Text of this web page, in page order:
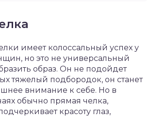
имеет колоссальный успех у
но это не универсальный
образ. Он не подойдет
тяжелый подбородок, он станет
внимание к себе. Но в
обычно прямая челка,
красоту глаз,